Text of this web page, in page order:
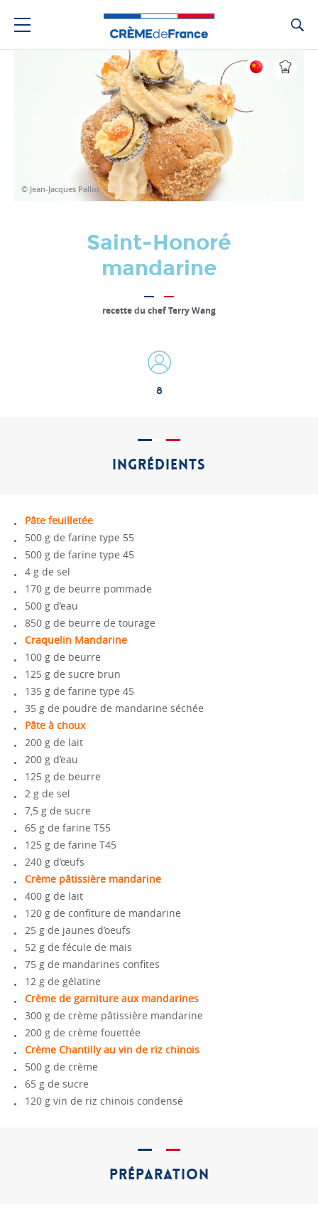
© Jean-Jacques Pallot
Saint-Honoré
mandarine
recette du chef Terry Wang
8
INGRÉDIENTS
Pâte feuilletée
500 g de farine type 55
500 g de farine type 45
4 g de sel
170 g de beurre pommade
500 g d’eau
850 g de beurre de tourage
Craquelin Mandarine
100 g de beurre
125 g de sucre brun
135 g de farine type 45
35 g de poudre de mandarine séchée
Pâte à choux
200 g de lait
200 g d’eau
125 g de beurre
2 g de sel
7,5 g de sucre
65 g de farine T55
125 g de farine T45
240 g d’œufs
Crème pâtissière mandarine
400 g de lait
120 g de confiture de mandarine
25 g de jaunes d’oeufs
52 g de fécule de mais
75 g de mandarines confites
12 g de gélatine
Crème de garniture aux mandarines
300 g de crème pâtissière mandarine
200 g de crème fouettée
Crème Chantilly au vin de riz chinois
500 g de crème
65 g de sucre
120 g vin de riz chinois condensé
PRÉPARATION